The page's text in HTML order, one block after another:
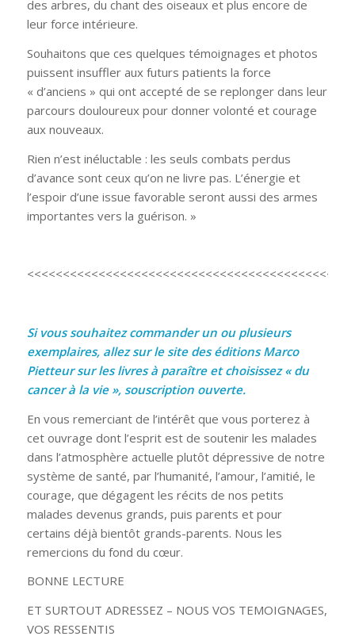
des arbres, du chant des oiseaux et plus encore de
leur force intérieure.
Souhaitons que ces quelques témoignages et photos
puissent insuffler aux futurs patients la force
« d’anciens » qui ont accepté de se replonger dans leur
parcours douloureux pour donner volonté et courage
aux nouveaux.
Rien n’est inéluctable : les seuls combats perdus
d’avance sont ceux qu’on ne livre pas. L’énergie et
l’espoir d’une issue favorable seront aussi des armes
importantes vers la guérison. »
Si vous souhaitez commander un ou plusieurs
exemplaires, allez sur le site des éditions Marco
Pietteur sur les livres à paraître et choisissez « du
cancer à la vie », souscription ouverte.
En vous remerciant de l’intérêt que vous porterez à
cet ouvrage dont l’esprit est de soutenir les malades
dans l’atmosphère actuelle plutôt dépressive de notre
système de santé, par l’humanité, l’amour, l’amitié, le
courage, que dégagent les récits de nos petits
malades devenus grands, puis parents et pour
certains déjà bientôt grands-parents. Nous les
remercions du fond du cœur.
BONNE LECTURE
ET SURTOUT ADRESSEZ – NOUS VOS TEMOIGNAGES,
VOS RESSENTIS